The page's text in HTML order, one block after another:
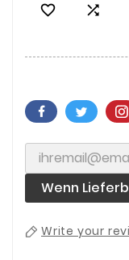
 
Wenn
Write your